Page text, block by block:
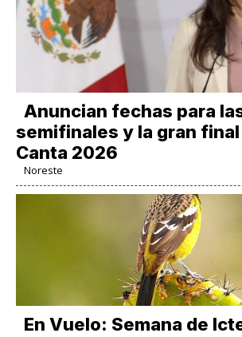
Anuncian fechas para
semifinales y la gran
Canta 2026
Noreste
En Vuelo: Semana de